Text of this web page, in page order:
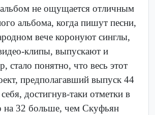
не ощущается отличным
альбома, когда пишут песни,
вече коронуют синглы,
клипы, выпускают и
стало понятно, что весь этот
предполагавший выпуск 44
достигнув-таки отметки в
на 32 больше, чем Скуфьян